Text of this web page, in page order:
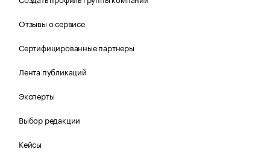
Отзывы о сервисе
Сертифицированные партнеры
Лента публикаций
Эксперты
Выбор редакции
Кейсы